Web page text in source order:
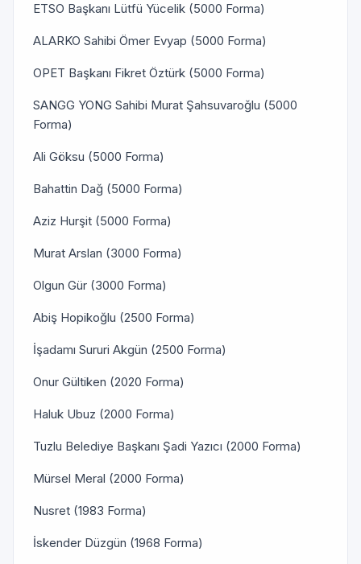
ETSO Başkanı Lütfü Yücelik (5000 Forma)
ALARKO Sahibi Ömer Evyap (5000 Forma)
OPET Başkanı Fikret Öztürk (5000 Forma)
SANGG YONG Sahibi Murat Şahsuvaroğlu (5000
Forma)
Ali Göksu (5000 Forma)
Bahattin Dağ (5000 Forma)
Aziz Hurşit (5000 Forma)
Murat Arslan (3000 Forma)
Olgun Gür (3000 Forma)
Abiş Hopikoğlu (2500 Forma)
İşadamı Sururi Akgün (2500 Forma)
Onur Gültiken (2020 Forma)
Haluk Ubuz (2000 Forma)
Tuzlu Belediye Başkanı Şadi Yazıcı (2000 Forma)
Mürsel Meral (2000 Forma)
Nusret (1983 Forma)
İskender Düzgün (1968 Forma)